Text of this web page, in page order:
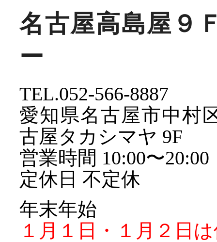
名古屋高島屋９
ー
TEL.052-566-8887
愛知県名古屋市中村
古屋タカシマヤ 9F
営業時間 10:00〜20:00
定休日 不定休
年末年始
１月１日・１月２日